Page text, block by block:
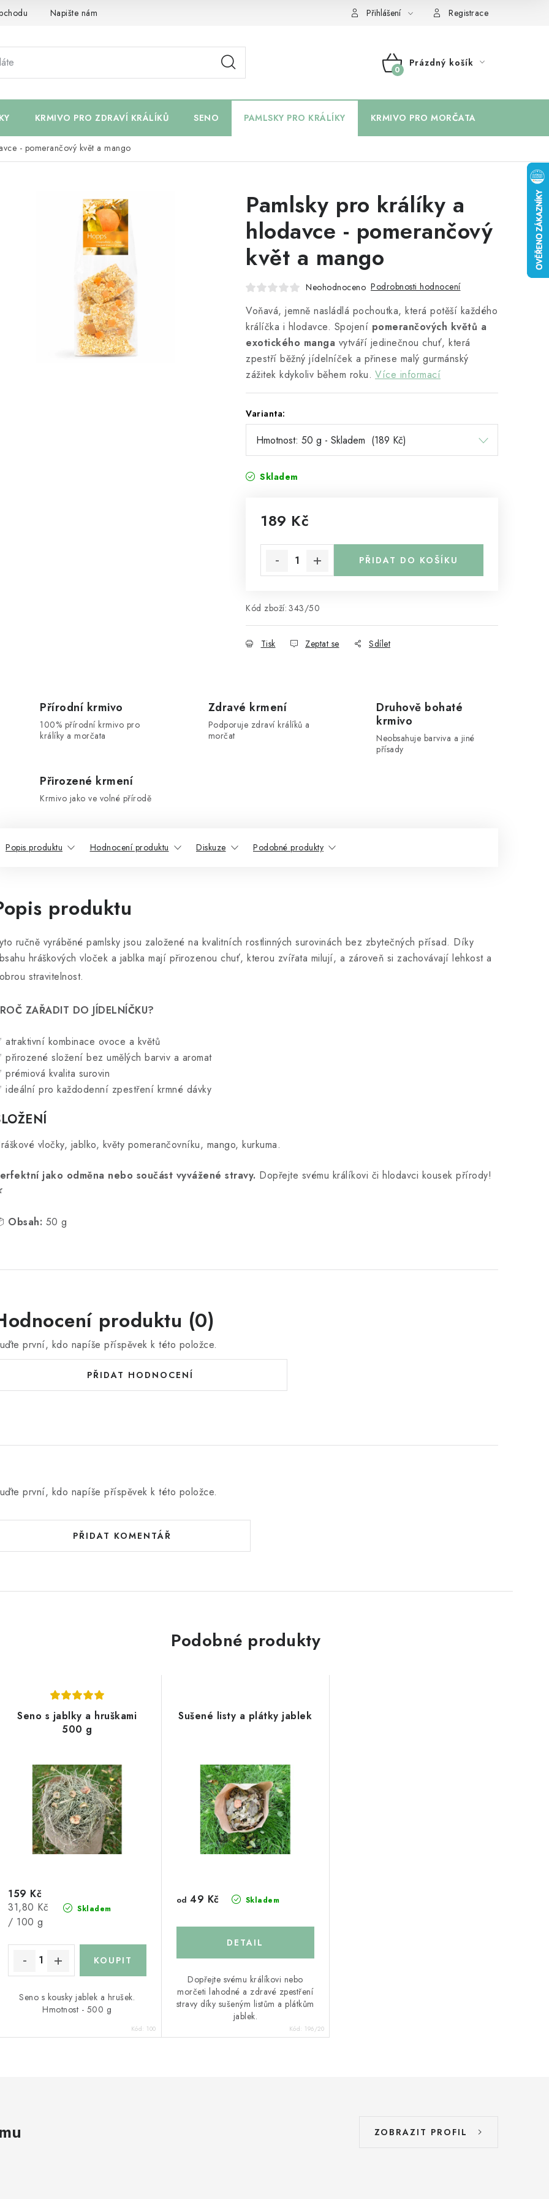
Napište nám Přihlášení Registrace
NÁKUPNÍ
Prázdný košík
KRMIVO PRO ZDRAVÍ KRÁLÍKŮ SENO PAMLSKY PRO KRÁLÍKY KRMIVO PRO MORČATA
- pomerančový květ a mango
Pamlsky pro králíky a
hlodavce - pomerančový
květ a mango
Neohodnoceno Podrobnosti hodnocení
Voňavá, jemně nasládlá pochoutka, která potěší každého
králíčka i hlodavce. Spojení pomerančových květů a
exotického manga vytváří jedinečnou chuť, která
zpestří běžný jídelníček a přinese malý gurmánský
zážitek kdykoliv během roku. Více informací
Varianta:
Skladem
189 Kč
PŘIDAT DO KOŠÍKU
Kód zboží: 343/50
Tisk Zeptat se Sdílet
Přírodní krmivo
100% přírodní krmivo pro
králíky a morčata
Zdravé krmení
Podporuje zdraví králíků a
morčat
Druhově bohaté
krmivo
Neobsahuje barviva a jiné
přísady
Přirozené krmení
Krmivo jako ve volné přírodě
Popis produktu Hodnocení produktu Diskuze Podobné produkty
produktu
ručně vyráběné pamlsky jsou založené na kvalitních rostlinných surovinách bez zbytečných přísad. Díky
hráškových vloček a jablka mají přirozenou chuť, kterou zvířata milují, a zároveň si zachovávají lehkost a
stravitelnost.
ZAŘADIT DO JÍDELNÍČKU?
atraktivní kombinace ovoce a květů
přirozené složení bez umělých barviv a aromat
prémiová kvalita surovin
ideální pro každodenní zpestření krmné dávky
vločky, jablko, květy pomerančovníku, mango, kurkuma.
jako odměna nebo součást vyvážené stravy. Dopřejte svému králíkovi či hlodavci kousek přírody!
Obsah: 50 g
produktu (0)
první, kdo napíše příspěvek k této položce.
PŘIDAT HODNOCENÍ
první, kdo napíše příspěvek k této položce.
PŘIDAT KOMENTÁŘ
Podobné produkty
Seno s jablky a hruškami
500 g
Skladem
159 Kč
Měrná
cena:
31,80 Kč
/ 100 g
Seno s kousky jablek a hrušek.
Hmotnost - 500 g
Kód: 100
Sušené listy a plátky jablek
Skladem
od 49 Kč
Dopřejte svému králíkovi nebo
morčeti lahodné a zdravé zpestření
stravy díky sušeným listům a plátkům
jablek.
Kód: 196/20
ZOBRAZIT PROFIL